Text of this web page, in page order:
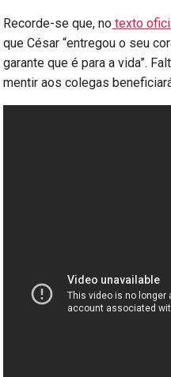
Recorde-se que, no texto
que César “entregou o seu
garante que é para a vida”.
mentir aos colegas